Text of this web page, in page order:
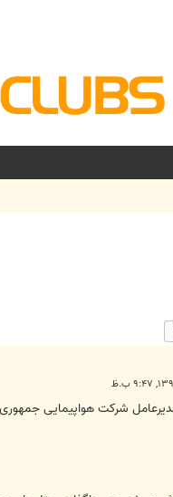
شرکت هواپیمایی